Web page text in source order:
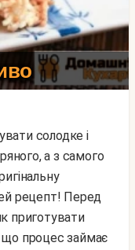
а з самого
рецепт! Перед
приготувати
процес займає